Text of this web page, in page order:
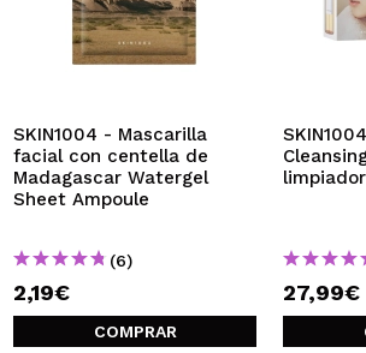
No tengo cuenta aquí
QUIERO
tus compras rápidamente, revisar el
pedidos y consultar tus operaciones
SKIN1004 - Mascarilla
facial con centella de
Madagascar Watergel
Sheet Ampoule
(6)
2,19€
COMPRAR
27,99€